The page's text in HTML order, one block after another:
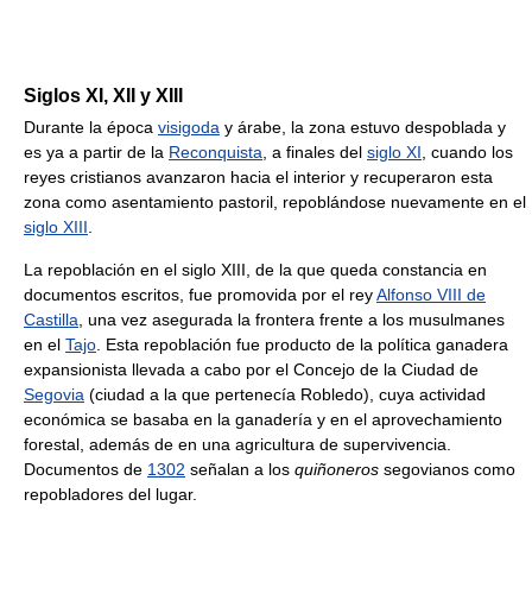
Siglos XI, XII y XIII
Durante la época visigoda y árabe, la zona estuvo despoblada y
es ya a partir de la Reconquista , a finales del siglo XI , cuando los
reyes cristianos avanzaron hacia el interior y recuperaron esta
zona como asentamiento pastoril, repoblándose nuevamente en el
siglo XIII
La repoblación en el siglo XIII, de la que queda constancia en
documentos escritos, fue promovida por el reyAlfonso VIII de
Castilla , una vez asegurada la frontera frente a los musulmanes
en el Tajo . Esta repoblación fue producto de la política ganadera
expansionista llevada a cabo por el Concejo de la Ciudad de
Segovia (ciudad a la que pertenecía Robledo), cuya actividad
económica se basaba en la ganadería y en el aprovechamiento
forestal, además de en una agricultura de supervivencia.
Documentos de 1302 señalan a los quiñoneros segovianos como
repobladores del lugar.